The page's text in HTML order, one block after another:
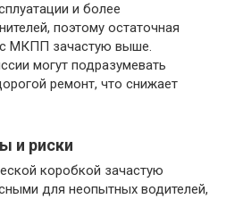
и более
поэтому остаточная
МКПП зачастую выше.
могут подразумевать
ремонт, что снижает
и риски
коробкой зачастую
для неопытных водителей,